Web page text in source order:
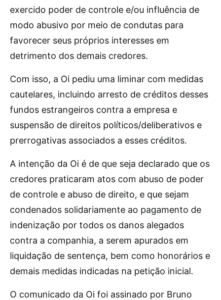
exercido poder de controle e/ou influência de
modo abusivo por meio de condutas para
favorecer seus próprios interesses em
detrimento dos demais credores.
Com isso, a Oi pediu uma liminar com medidas
cautelares, incluindo arresto de créditos desses
fundos estrangeiros contra a empresa e
suspensão de direitos políticos/deliberativos e
prerrogativas associados a esses créditos.
A intenção da Oi é de que seja declarado que os
credores praticaram atos com abuso de poder
de controle e abuso de direito, e que sejam
condenados solidariamente ao pagamento de
indenização por todos os danos alegados
contra a companhia, a serem apurados em
liquidação de sentença, bem como honorários e
demais medidas indicadas na petição inicial.
O comunicado da Oi foi assinado por Bruno